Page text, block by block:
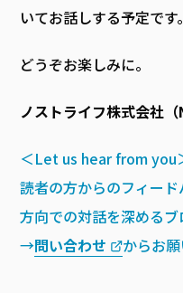
いてお話しする予定です。
どうぞお楽しみに。
ノストライフ株式会社（
＜Let us hear from you
読者の方からのフィー
方向での対話を深めるブ
→問い合わせ からお願